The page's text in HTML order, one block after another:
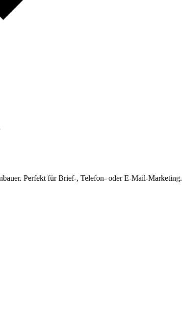
Perfekt für Brief-, Telefon- oder E-Mail-Marketing.